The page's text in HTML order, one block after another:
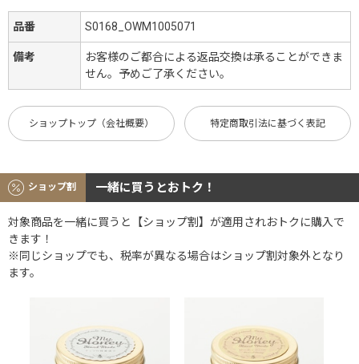
品番 S0168_OWM1005071
備考
お客様のご都合による返品交換は承ることができま
せん。予めご了承ください。
ショップトップ（会社概要） 特定商取引法に基づく表記
ショップ割 一緒に買うとおトク！
対象商品を一緒に買うと【ショップ割】が適用されおトクに購入で
きます！
※同じショップでも、税率が異なる場合はショップ割対象外となり
ます。